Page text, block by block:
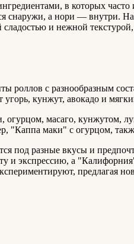
в которых часто
снаружи, а нори — внутри.
сладостью и нежной
с разнообразным
угорь, кунжут, авокадо и
масаго, кунжутом,
"Каппа маки" с огурцом,
под разные вкусы и
экспрессию, а
предлагая